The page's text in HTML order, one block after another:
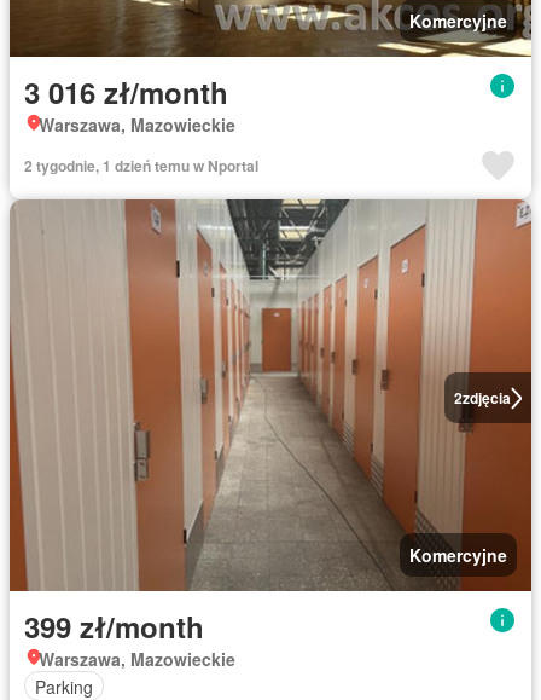
Komercyjne
3 016 zł/month
Warszawa, Mazowieckie
2 tygodnie, 1 dzień temu w Nportal
2zdjęcia
Komercyjne
399 zł/month
Warszawa, Mazowieckie
Parking